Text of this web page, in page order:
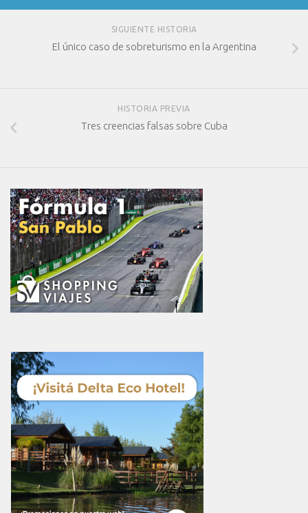
SIGUIENTE HISTORIA
El único caso de sobreturismo en la Argentina
HISTORIA PREVIA
Tres creencias falsas sobre Cuba